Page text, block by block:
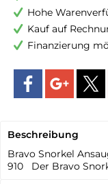
Hohe
Kauf auf
Finanzierung
Beschreibung
Bravo Snorkel
910 Der Bravo